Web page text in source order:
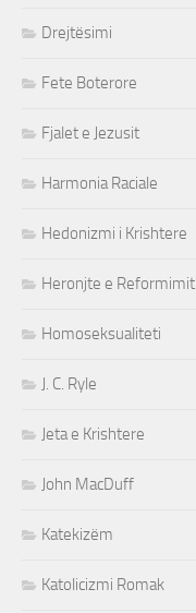
Drejtësimi
Fete Boterore
Fjalet e Jezusit
Harmonia Raciale
Hedonizmi i Krishtere
Heronjte e Reformimit
Homoseksualiteti
J. C. Ryle
Jeta e Krishtere
John MacDuff
Katekizëm
Katolicizmi Romak